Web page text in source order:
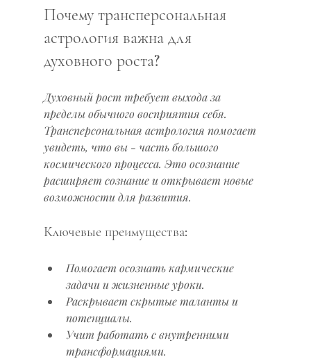
Почему трансперсональная
астрология важна для
духовного роста?
Духовный рост требует выхода за
пределы обычного восприятия себя.
Трансперсональная астрология помогает
увидеть, что вы - часть большого
космического процесса. Это осознание
расширяет сознание и открывает новые
возможности для развития.
Ключевые преимущества:
Помогает осознать кармические
задачи и жизненные уроки.
Раскрывает скрытые таланты и
потенциалы.
Учит работать с внутренними
трансформациями.